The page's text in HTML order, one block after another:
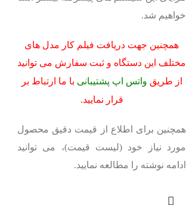
خواهیم شد.
همچنین جهت دریافت فیلم کار مدل های
مختلف این دستگاه و ثبت سفارش می توانید
از طریق واتس اپ پشتیبانی با ما ارتباط بر
قرار نمایید.
همچنین برای اطلاع از قیمت دقیق محصول
مورد نیاز خود (لیست قیمت)، می توانید
ادامه نوشته را مطالعه نمایید.